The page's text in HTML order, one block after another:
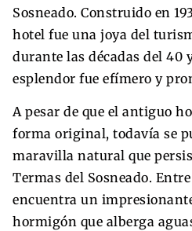
Sosneado. Construido en
hotel fue una joya del
durante las décadas del 40
esplendor fue efímero y
A pesar de que el antiguo
forma original, todavía se
maravilla natural que
Termas del Sosneado.
encuentra un
hormigón que alberga